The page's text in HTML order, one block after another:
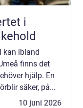
kan ibland
finns det
hjälp. En
säker, på...
10 juni 2026